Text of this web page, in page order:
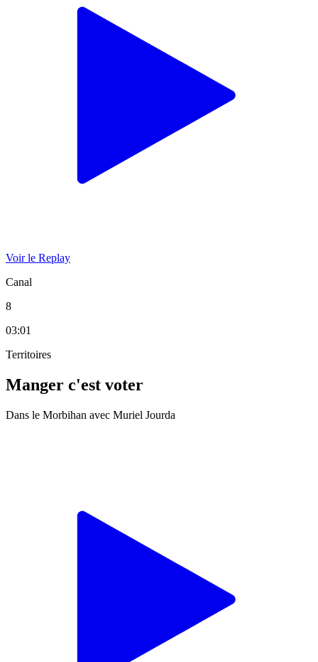
Voir le Replay
Canal
8
03:01
Territoires
Manger c'est voter
Dans le Morbihan avec Muriel Jourda